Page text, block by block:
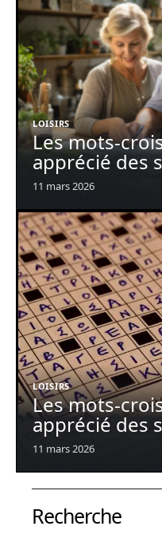
LOISIRS
Les mots-
apprécié des
11 mars 2026
LOISIRS
Les mots-
apprécié des
11 mars 2026
Recherche